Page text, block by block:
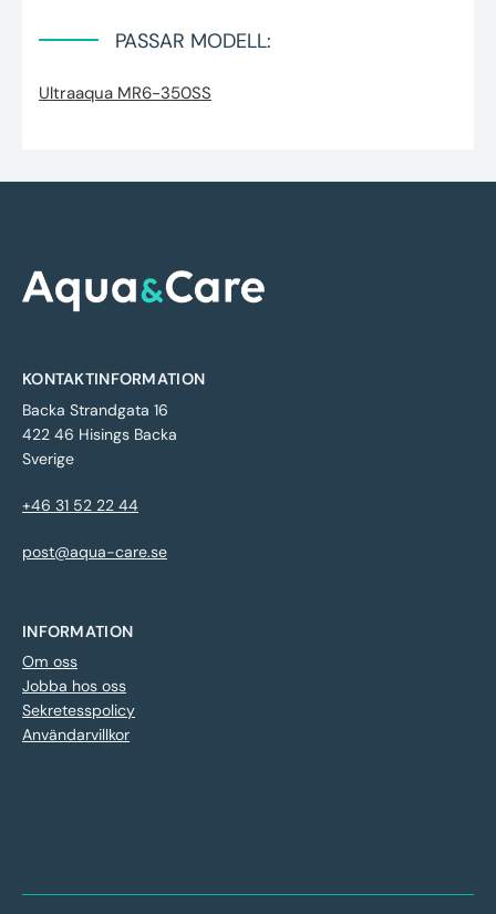
PASSAR MODELL:
Ultraaqua MR6-350SS
KONTAKTINFORMATION
Backa Strandgata 16
422 46 Hisings Backa
Sverige
+46 31 52 22 44
post@aqua-care.se
INFORMATION
Om oss
Jobba hos oss
Sekretesspolicy
Användarvillkor